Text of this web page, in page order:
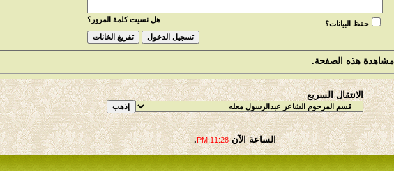
هل نسيت كلمة المرور؟ حفظ البيانات؟
هذه الصفحة.
الانتقال السريع
الساعة الآن11:28 PM
.